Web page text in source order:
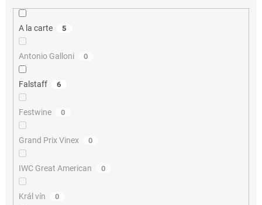
A la carte 5
Antonio Galloni 0
Falstaff 6
Festwine 0
Grand Prix Vinex 0
IWC Great American 0
Král vín 0